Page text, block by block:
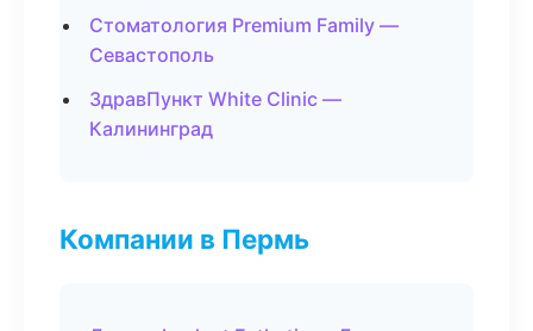
Стоматология Premium Family —
Севастополь
ЗдравПункт White Clinic —
Калининград
Компании в Пермь